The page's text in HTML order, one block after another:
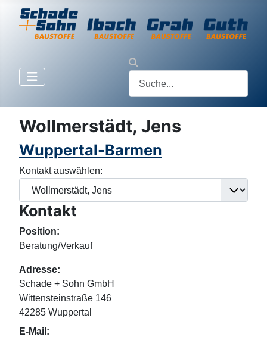
Wollmerstädt, Jens
Wuppertal-Barmen
Kontakt auswählen:
Kontakt
Position:
Beratung/Verkauf
Adresse:
Schade + Sohn GmbH
Wittensteinstraße 146
42285 Wuppertal
E-Mail: